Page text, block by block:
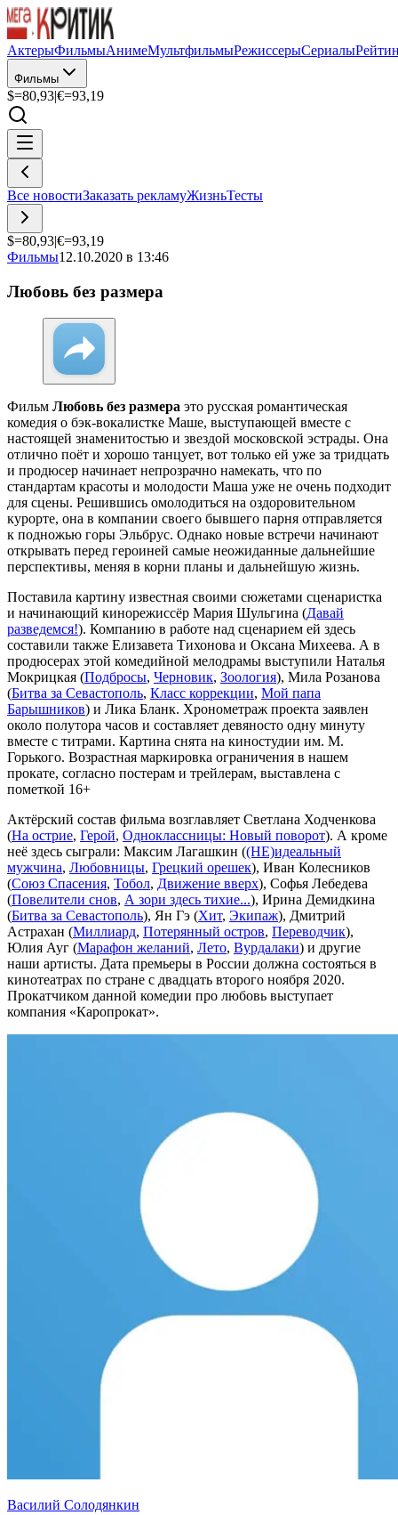
АктерыФильмыАнимеМультфильмыРежиссерыСериалы
Фильмы
$=80,93|€=93,19
Все новостиЗаказать рекламуЖизньТесты
$=80,93|€=93,19
Фильмы12.10.2020 в 13:46
Любовь без размера
Фильм Любовь без размера это русская романтическая
комедия о бэк-вокалистке Маше, выступающей вместе с
настоящей знаменитостью и звездой московской эстрады. Она
отлично поёт и хорошо танцует, вот только ей уже за тридцать
и продюсер начинает непрозрачно намекать, что по
стандартам красоты и молодости Маша уже не очень подходит
для сцены. Решившись омолодиться на оздоровительном
курорте, она в компании своего бывшего парня отправляется
к подножью горы Эльбрус. Однако новые встречи начинают
открывать перед героиней самые неожиданные дальнейшие
перспективы, меняя в корни планы и дальнейшую жизнь.
Поставила картину известная своими сюжетами сценаристка
и начинающий кинорежиссёр Мария Шульгина (Давай
разведемся!). Компанию в работе над сценарием ей здесь
составили также Елизавета Тихонова и Оксана Михеева. А в
продюсерах этой комедийной мелодрамы выступили Наталья
Мокрицкая (Подбросы, Черновик, Зоология), Мила Розанова
(Битва за Севастополь, Класс коррекции, Мой папа
Барышников) и Лика Бланк. Хронометраж проекта заявлен
около полутора часов и составляет девяносто одну минуту
вместе с титрами. Картина снята на киностудии им. М.
Горького. Возрастная маркировка ограничения в нашем
прокате, согласно постерам и трейлерам, выставлена с
пометкой 16+
Актёрский состав фильма возглавляет Светлана Ходченкова
(На острие, Герой, Одноклассницы: Новый поворот). А кроме
неё здесь сыграли: Максим Лагашкин ((НЕ)идеальный
мужчина, Любовницы, Грецкий орешек), Иван Колесников
(Союз Спасения, Тобол, Движение вверх), Софья Лебедева
(Повелители снов, А зори здесь тихие...), Ирина Демидкина
(Битва за Севастополь), Ян Гэ (Хит, Экипаж), Дмитрий
Астрахан (Миллиард, Потерянный остров, Переводчик),
Юлия Ауг (Марафон желаний, Лето, Вурдалаки) и другие
наши артисты. Дата премьеры в России должна состояться в
кинотеатрах по стране с двадцать второго ноября 2020.
Прокатчиком данной комедии про любовь выступает
компания «Каропрокат».
Василий Солодянкин